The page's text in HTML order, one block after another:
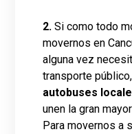
2. Si como todo
movernos en
alguna vez
transporte
autobuses
unen la gran
Para movernos a